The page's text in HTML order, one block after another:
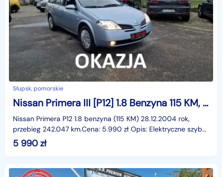
Słupsk, pomorskie
Nissan Primera III [P12] 1.8 Benzyna 115 KM, Klimatyzacja, Kamera Cofania, Dwa Klucze
Nissan Primera P12 1.8 benzyna (115 KM) 28.12.2004 rok,
przebieg 242.047 km.Cena: 5.990 zł Opis: Elektryczne szyby
przód, elektryczne lusterka, wspomaganie kier
5 990zł